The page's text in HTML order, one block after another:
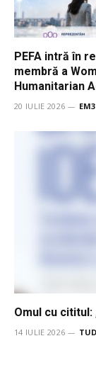
PEFA intră în
membră a
Humanitarian
20 IULIE 2026
Omul cu cititul:
14 IULIE 2026